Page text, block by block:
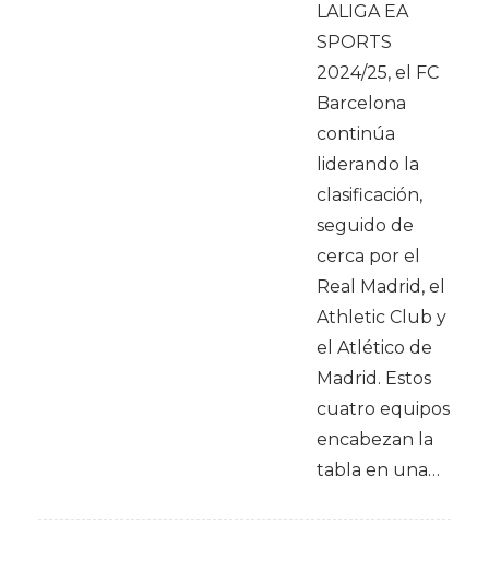
LALIGA EA
SPORTS
2024/25, el FC
Barcelona
continúa
liderando la
clasificación,
seguido de
cerca por el
Real Madrid, el
Athletic Club y
el Atlético de
Madrid. Estos
cuatro equipos
encabezan la
tabla en una…